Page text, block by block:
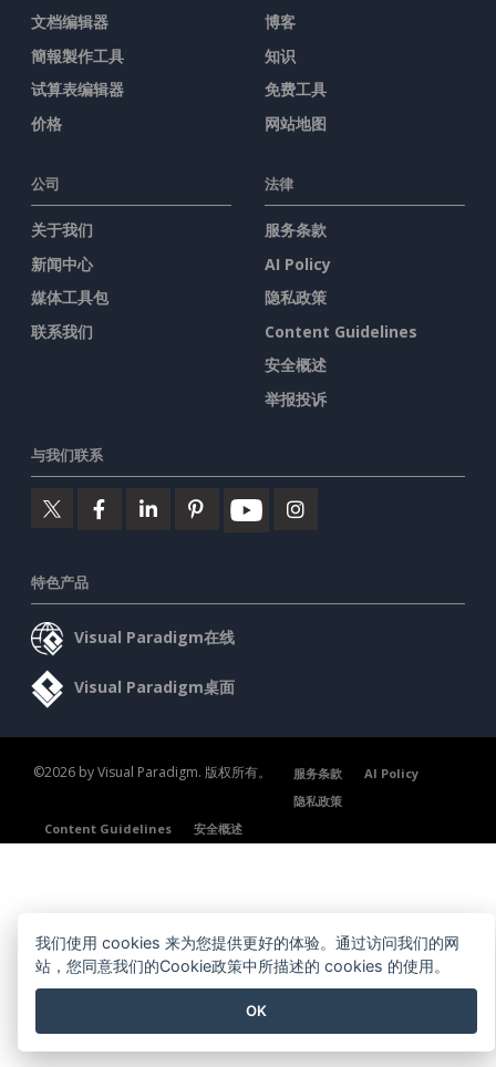
文档编辑器
簡報製作工具
试算表编辑器
价格
博客
知识
免费工具
网站地图
公司
关于我们
新闻中心
媒体工具包
联系我们
法律
服务条款
AI Policy
隐私政策
Content Guidelines
安全概述
举报投诉
与我们联系
特色产品
Visual Paradigm在线
Visual Paradigm桌面
©2026 by Visual Paradigm. 版权所有。 服务条款
AI Policy
隐私政策
Content Guidelines
安全概述
我们使用 cookies 来为您提供更好的体验。通过访问我们的网
站，您同意我们的Cookie政策中所描述的 cookies 的使用。
OK